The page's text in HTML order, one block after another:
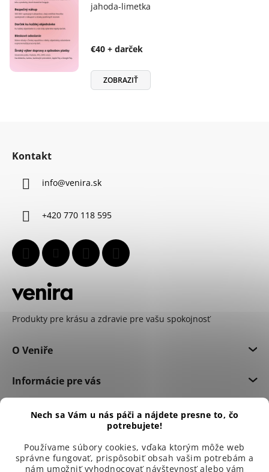
Nech sa Vám u nás páči a nájdete presne to, čo
potrebujete!
Používame súbory cookies, vďaka ktorým môže web
správne fungovať, prispôsobiť obsah vašim potrebám a
nám umožniť vyhodnocovať návštevnosť alebo vám
jahoda-limetka
€40 + darček
ZOBRAZIŤ
Kontakt
info@venira.sk
+420 770 118 595
Produkty pre krásu a zdravie pre vašu spokojnosť
O Veniře
Informácie pre vás
Dôležité informácie